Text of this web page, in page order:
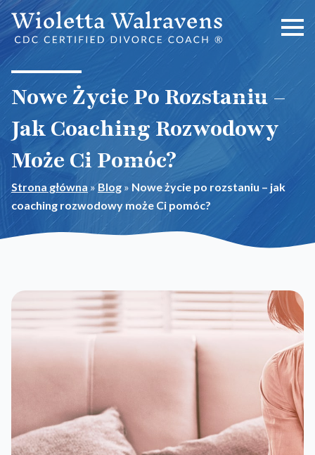
Nowe Życie Po Rozstaniu –
Jak Coaching Rozwodowy
Może Ci Pomóc?
Strona główna »Blog » Nowe życie po rozstaniu – jak
coaching rozwodowy może Ci pomóc?